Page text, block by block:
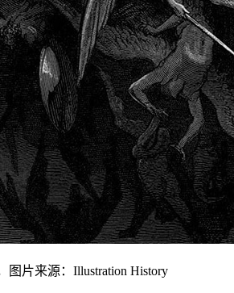
图片来源：Illustration History